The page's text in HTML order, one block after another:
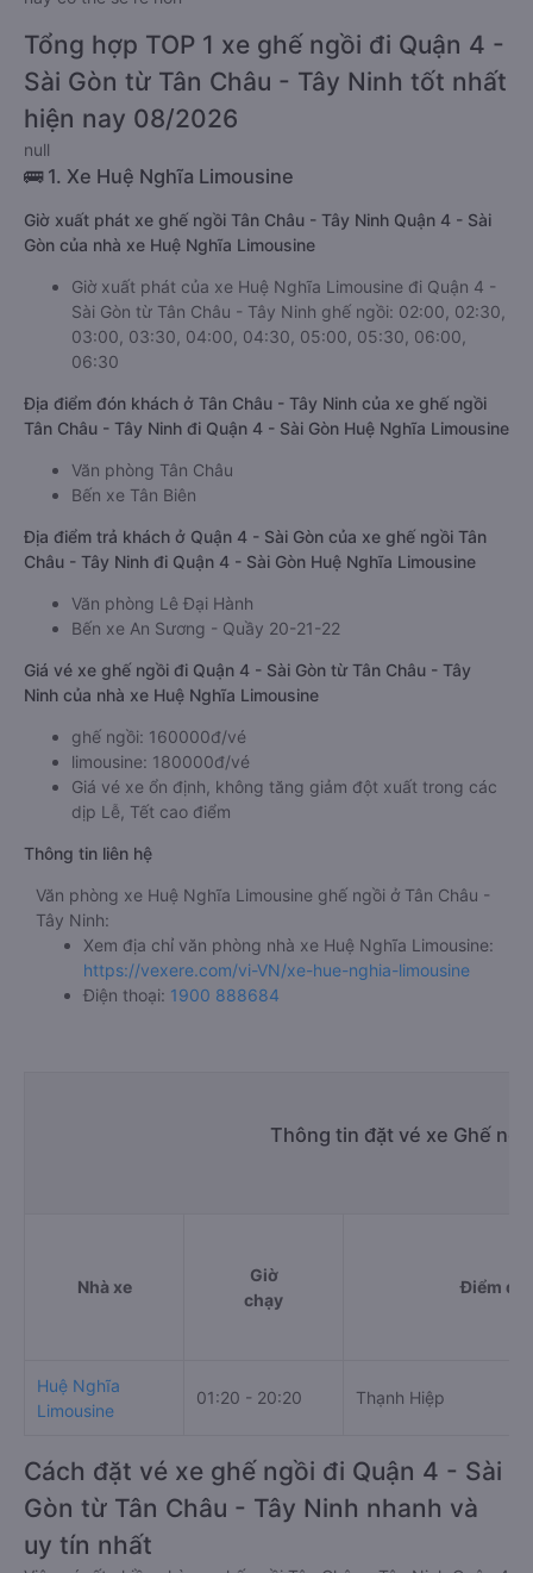
Tổng hợp TOP 1 xe ghế ngồi đi Quận 4 -
Sài Gòn từ Tân Châu - Tây Ninh tốt nhất
hiện nay 08/2026
null
🚌 1. Xe Huệ Nghĩa Limousine
Giờ xuất phát xe ghế ngồi Tân Châu - Tây Ninh Quận 4 - Sài
Gòn của nhà xe Huệ Nghĩa Limousine
Giờ xuất phát của xe Huệ Nghĩa Limousine đi Quận 4 -
Sài Gòn từ Tân Châu - Tây Ninh ghế ngồi: 02:00, 02:30,
03:00, 03:30, 04:00, 04:30, 05:00, 05:30, 06:00,
06:30
Địa điểm đón khách ở Tân Châu - Tây Ninh của xe ghế ngồi
Tân Châu - Tây Ninh đi Quận 4 - Sài Gòn Huệ Nghĩa Limousine
Văn phòng Tân Châu
Bến xe Tân Biên
Địa điểm trả khách ở Quận 4 - Sài Gòn của xe ghế ngồi Tân
Châu - Tây Ninh đi Quận 4 - Sài Gòn Huệ Nghĩa Limousine
Văn phòng Lê Đại Hành
Bến xe An Sương - Quầy 20-21-22
Giá vé xe ghế ngồi đi Quận 4 - Sài Gòn từ Tân Châu - Tây
Ninh của nhà xe Huệ Nghĩa Limousine
ghế ngồi: 160000đ/vé
limousine: 180000đ/vé
Giá vé xe ổn định, không tăng giảm đột xuất trong các
dịp Lễ, Tết cao điểm
Thông tin liên hệ
Văn phòng xe Huệ Nghĩa Limousine ghế ngồi ở Tân Châu -
Tây Ninh:
Xem địa chỉ văn phòng nhà xe Huệ Nghĩa Limousine:
https://vexere.com/vi-VN/xe-hue-nghia-limousine
Điện thoại: 1900 888684
Thông tin đặt vé xe Ghế
Nhà xe
Giờ
chạy
Điểm đi
Huệ Nghĩa
Limousine
01:20 - 20:20 Thạnh Hiệp
Cách đặt vé xe ghế ngồi đi Quận 4 - Sài
Gòn từ Tân Châu - Tây Ninh nhanh và
uy tín nhất